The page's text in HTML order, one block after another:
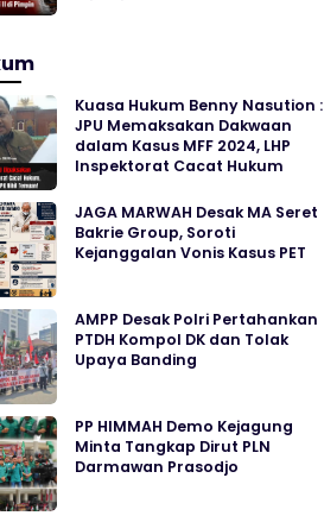
Kuasa Hukum Benny Nasution :
JPU Memaksakan Dakwaan
dalam Kasus MFF 2024, LHP
Inspektorat Cacat Hukum
JAGA MARWAH Desak MA Seret
Bakrie Group, Soroti
Kejanggalan Vonis Kasus PET
AMPP Desak Polri Pertahankan
PTDH Kompol DK dan Tolak
Upaya Banding
PP HIMMAH Demo Kejagung
Minta Tangkap Dirut PLN
Darmawan Prasodjo